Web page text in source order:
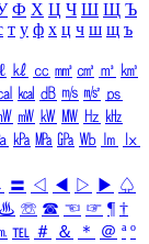
Ф Х Ц Ч Ш Щ Ъ
т у ф х ц ч ш щ ъ
ℓ ㎘ ㏄ ㎣ ㎤ ㎥ ㎦
㎉ ㏈ ㎧ ㎨ ㎰
㎽ ㎾ ㎿ ㎐ ㎑
㎪ ㎫ ㎬ ㏝ ㏐
㏓
〓 ◁ ◀ ▷ ▶ ♤
♨ ☏ ☎ ☜ ☞ ¶ †
℡ ＃ ＆ ＊ ＠ ª º